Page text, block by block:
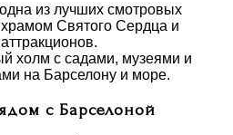
из лучших смотровых
Святого Сердца и
холм с садами, музеями и
на Барселону и море.
с Барселоной